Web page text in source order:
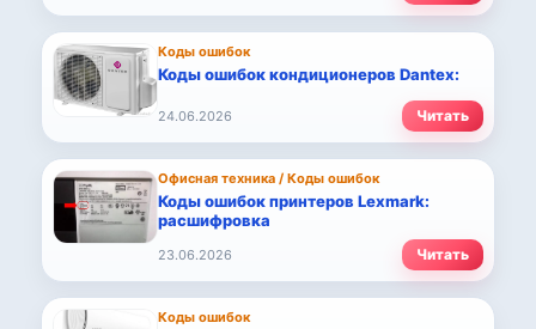
Коды ошибок
Коды ошибок кондиционеров Dantex:
24.06.2026 Читать
Офисная техника / Коды ошибок
Коды ошибок принтеров Lexmark:
расшифровка
23.06.2026 Читать
Коды ошибок